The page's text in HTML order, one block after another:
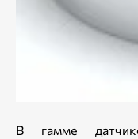
В гамме